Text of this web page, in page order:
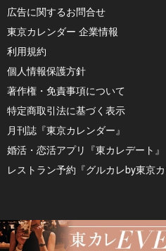
広告に関するお問合せ
東京カレンダー 企業情報
利用規約
個人情報保護方針
著作権・免責事項について
特定商取引法に基づく表示
月刊誌『東京カレンダー』
婚活・恋活アプリ『東カレデート』
レストラン予約『グルカレby東京カ